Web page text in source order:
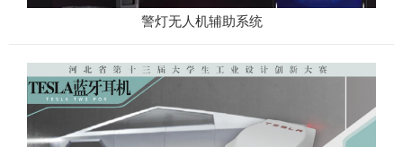
警灯无人机辅助系统